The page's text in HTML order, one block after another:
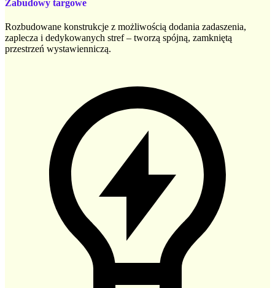
Zabudowy targowe
Rozbudowane konstrukcje z możliwością dodania zadaszenia,
zaplecza i dedykowanych stref – tworzą spójną, zamkniętą
przestrzeń wystawienniczą.